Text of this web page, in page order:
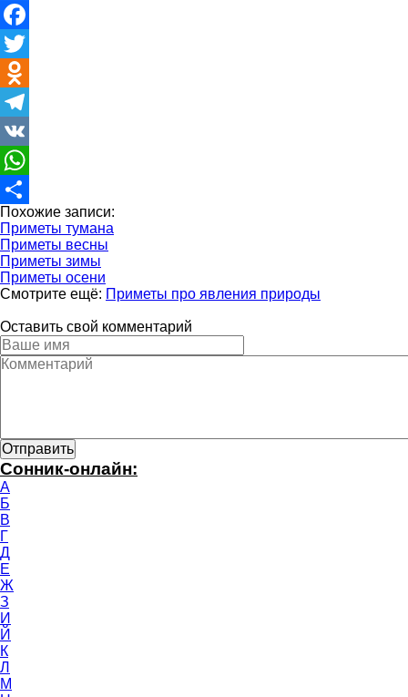
Facebook
Twitter
Odnoklassniki
Telegram
VK
WhatsApp
Отправить
Похожие записи:
Приметы тумана
Приметы весны
Приметы зимы
Приметы осени
Смотрите ещё: Приметы про явления природы
Оставить свой комментарий
Сонник-онлайн:
А
Б
В
Г
Д
Е
Ж
З
И
Й
К
Л
М